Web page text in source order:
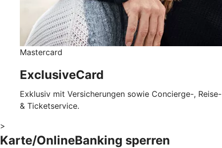
Mastercard
ExclusiveCard
Exklusiv mit Versicherungen sowie Concierge-, Reise-
& Ticketservice.
>
Karte/OnlineBanking sperren